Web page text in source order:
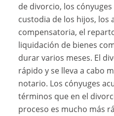
de divorcio, los
custodia de los hijos, los
compensatoria, el
liquidación de bienes
durar varios meses. El
rápido y se lleva a cabo
notario. Los cónyuges
términos que en el
proceso es mucho más